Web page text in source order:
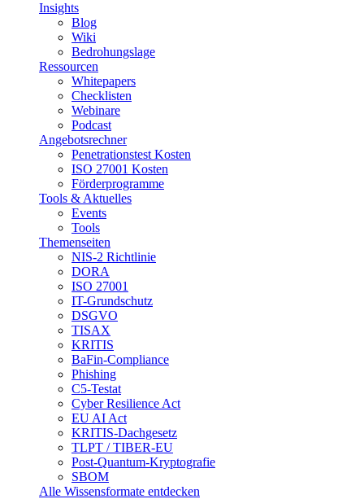
Insights
Blog
Wiki
Bedrohungslage
Ressourcen
Whitepapers
Checklisten
Webinare
Podcast
Angebotsrechner
Penetrationstest Kosten
ISO 27001 Kosten
Förderprogramme
Tools & Aktuelles
Events
Tools
Themenseiten
NIS-2 Richtlinie
DORA
ISO 27001
IT-Grundschutz
DSGVO
TISAX
KRITIS
BaFin-Compliance
Phishing
C5-Testat
Cyber Resilience Act
EU AI Act
KRITIS-Dachgesetz
TLPT / TIBER-EU
Post-Quantum-Kryptografie
SBOM
Alle Wissensformate entdecken